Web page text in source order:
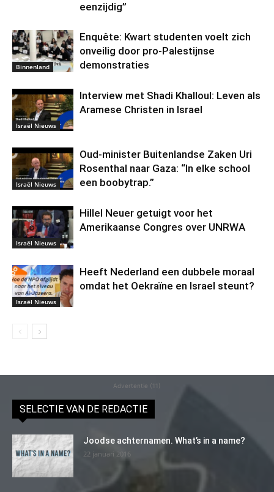
eenzijdig”
Binnenland
Enquête: Kwart studenten voelt zich
onveilig door pro-Palestijnse
demonstraties
Israël Nieuws
Interview met Shadi Khalloul: Leven als
Aramese Christen in Israel
Israël Nieuws
Oud-minister Buitenlandse Zaken Uri
Rosenthal naar Gaza: “In elke school
een boobytrap.”
Israël Nieuws
Hillel Neuer getuigt voor het
Amerikaanse Congres over UNRWA
Israël Nieuws
Heeft Nederland een dubbele moraal
omdat het Oekraïne en Israel steunt?
Advertentie (11)
SELECTIE VAN DE REDACTIE
Joodse achternamen. What’s in a name?
22 januari 2016